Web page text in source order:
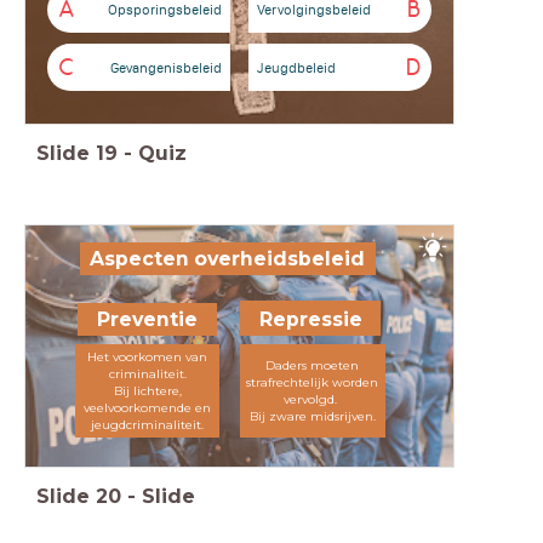
A Opsporingsbeleid B
Vervolgingsbeleid
C Gevangenisbeleid D
Jeugdbeleid
Slide 19 - Quiz
Preventie
Het voorkomen van
criminaliteit.
Bij lichtere,
veelvoorkomende en
jeugdcriminaliteit.
Repressie
Daders moeten
strafrechtelijk worden
vervolgd.
Bij zware midsrijven.
Aspecten overheidsbeleid
Slide 20 - Slide